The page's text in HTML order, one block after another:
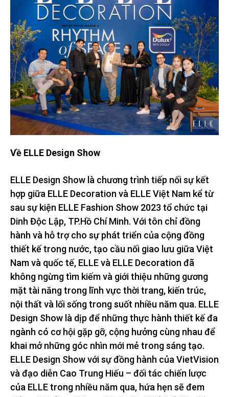
Về ELLE Design Show
ELLE Design Show là chương trình tiếp nối sự kết
hợp giữa ELLE Decoration và ELLE Việt Nam kể từ
sau sự kiện ELLE Fashion Show 2023 tổ chức tại
Dinh Độc Lập, TP.Hồ Chí Minh. Với tôn chỉ đồng
hành và hỗ trợ cho sự phát triển của cộng đồng
thiết kế trong nước, tạo cầu nối giao lưu giữa Việt
Nam và quốc tế, ELLE và ELLE Decoration đã
không ngừng tìm kiếm và giới thiệu những gương
mặt tài năng trong lĩnh vực thời trang, kiến trúc,
nội thất và lối sống trong suốt nhiều năm qua. ELLE
Design Show là dịp để những thực hành thiết kế đa
ngành có cơ hội gặp gỡ, cộng hưởng cùng nhau để
khai mở những góc nhìn mới mẻ trong sáng tạo.
ELLE Design Show với sự đồng hành của VietVision
và đạo diễn Cao Trung Hiếu – đối tác chiến lược
của ELLE trong nhiều năm qua, hứa hẹn sẽ đem